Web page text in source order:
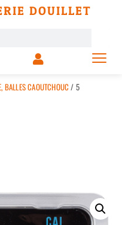
DOUILLET
BALLES CAOUTCHOUC/ 5